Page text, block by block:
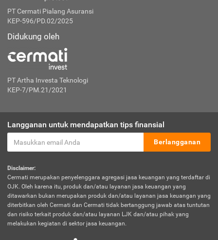
PT Cermati Pialang Asuransi
KEP-596/PD.02/2025
Didukung oleh
PT Artha Investa Teknologi
KEP-7/PM.21/2021
Langganan untuk mendapatkan tips finansial
Berlangganan
Disclaimer:
Cermati merupakan penyelenggara agregasi jasa keuangan yang terdaftar di
OJK. Oleh karena itu, produk dan/atau layanan jasa keuangan yang
ditawarkan bukan merupakan produk dan/atau layanan jasa keuangan yang
diterbitkan oleh Cermati dan Cermati tidak bertanggung jawab atas tuntutan
dan risiko terkait produk dan/atau layanan LJK dan/atau pihak yang
melakukan kegiatan di sektor jasa keuangan.